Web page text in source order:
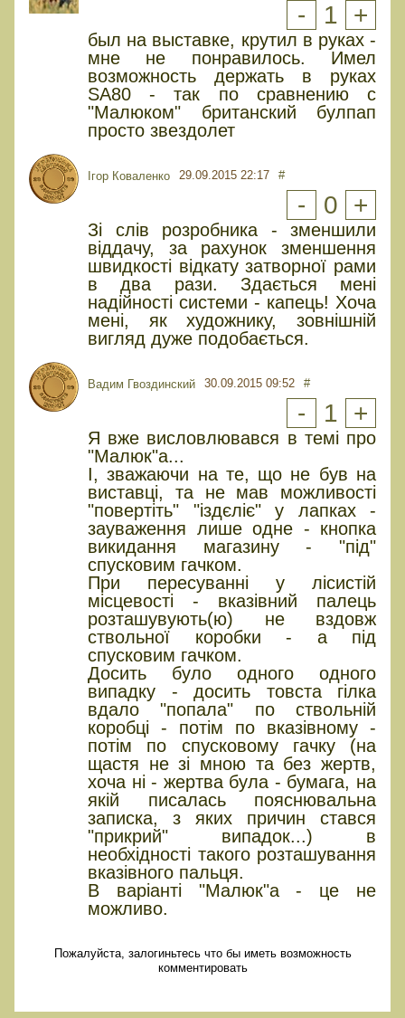
- 1 +
был на выставке, крутил в руках -
мне не понравилось. Имел
возможность держать в руках
SA80 - так по сравнению с
"Малюком" британский булпап
просто звездолет
Ігор Коваленко 29.09.2015 22:17 #
- 0 +
Зі слів розробника - зменшили
віддачу, за рахунок зменшення
швидкості відкату затворної рами
в два рази. Здається мені
надійності системи - капець! Хоча
мені, як художнику, зовнішній
вигляд дуже подобається.
Вадим Гвоздинский 30.09.2015 09:52 #
- 1 +
Я вже висловлювався в темі про
"Малюк"а...
І, зважаючи на те, що не був на
виставці, та не мав можливості
"повертіть" "іздєліє" у лапках -
зауваження лише одне - кнопка
викидання магазину - "під"
спусковим гачком.
При пересуванні у лісистій
місцевості - вказівний палець
розташувують(ю) не вздовж
ствольної коробки - а під
спусковим гачком.
Досить було одного одного
випадку - досить товста гілка
вдало "попала" по ствольній
коробці - потім по вказівному -
потім по спусковому гачку (на
щастя не зі мною та без жертв,
хоча ні - жертва була - бумага, на
якій писалась пояснювальна
записка, з яких причин стався
"прикрий" випадок...) в
необхідності такого розташування
вказівного пальця.
В варіанті "Малюк"а - це не
можливо.
Пожалуйста, залогиньтесь что бы иметь возможность
комментировать